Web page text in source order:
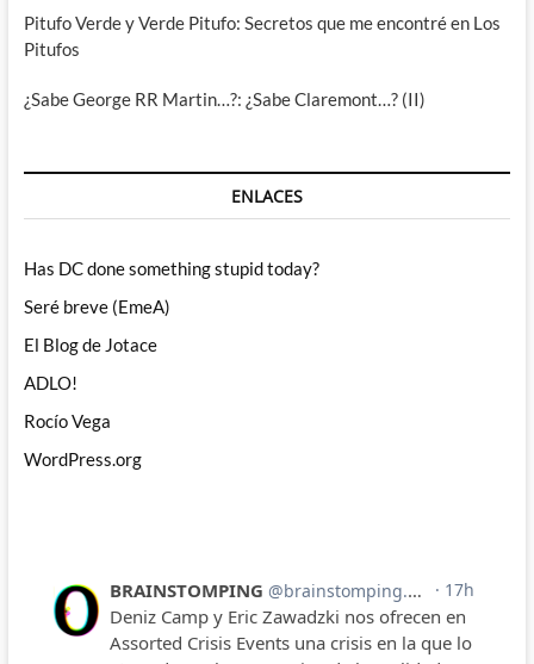
Pitufo Verde y Verde Pitufo: Secretos que me encontré en Los
Pitufos
¿Sabe George RR Martin…?: ¿Sabe Claremont…? (II)
ENLACES
Has DC done something stupid today?
Seré breve (EmeA)
El Blog de Jotace
ADLO!
Rocío Vega
WordPress.org